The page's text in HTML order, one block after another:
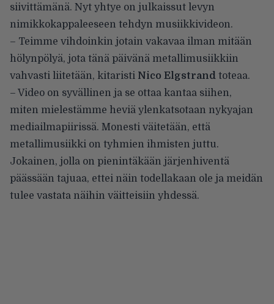
siivittämänä. Nyt yhtye on julkaissut levyn
nimikkokappaleeseen tehdyn musiikkivideon.
– Teimme vihdoinkin jotain vakavaa ilman mitään
hölynpölyä, jota tänä päivänä metallimusiikkiin
vahvasti liitetään, kitaristi Nico Elgstrand toteaa.
– Video on syvällinen ja se ottaa kantaa siihen,
miten mielestämme heviä ylenkatsotaan nykyajan
mediailmapiirissä. Monesti väitetään, että
metallimusiikki on tyhmien ihmisten juttu.
Jokainen, jolla on pienintäkään järjenhiventä
päässään tajuaa, ettei näin todellakaan ole ja meidän
tulee vastata näihin väitteisiin yhdessä.